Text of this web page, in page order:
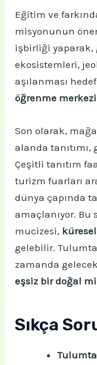
Eğitim ve
misyonunun
işbirliği yaparak,
ekosistemleri,
aşılanması
öğrenme merkezi
Son olarak,
alanda
Çeşitli tanıtım
turizm fuarları
dünya çapında
amaçlanıyor. Bu
mucizesi,
gelebilir.
zamanda
eşsiz bir doğal
Sıkça